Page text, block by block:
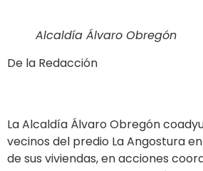
Alcaldía Álvaro Obregón
De la Redacción
La Alcaldía Álvaro Obregón
vecinos del predio La Angostura
de sus viviendas, en acciones